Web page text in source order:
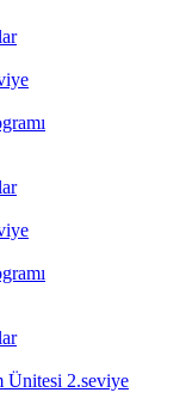
Ünitesi 2.seviye